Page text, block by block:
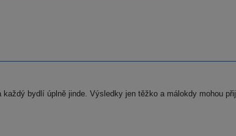
bydlí úplně jinde. Výsledky jen těžko a málokdy mohou